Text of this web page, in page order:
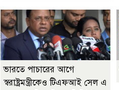
ভারতে পাচারের আগে
স্বরাষ্ট্রমন্ত্রীকেও টিএফআই সেল এ